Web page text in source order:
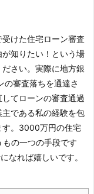
けた住宅ローン審査
知りたい！という場
さい。実際に地方銀
審査落ちを通達さ
てローンの審査通過
である私の経験を包
す。3000万円の住宅
の一つの手段です
なれば嬉しいです。